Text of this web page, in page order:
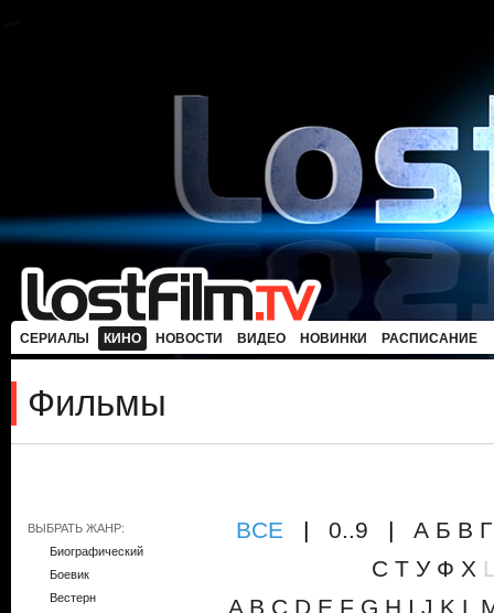
СЕРИАЛЫ КИНО НОВОСТИ ВИДЕО НОВИНКИ РАСПИСАНИЕ
Фильмы
ВЫБРАТЬ ЖАНР:
Биографический
Боевик
Вестерн
ВCE | 0..9 | А Б В Г
С Т У Ф Х